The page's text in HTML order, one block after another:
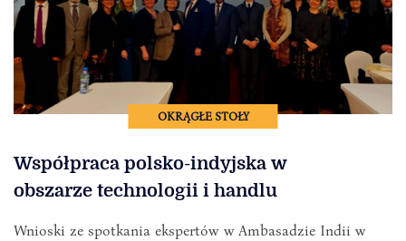
OKRĄGŁE STOŁY
Współpraca polsko-indyjska w
obszarze technologii i handlu
Wnioski ze spotkania ekspertów w Ambasadzie Indii w